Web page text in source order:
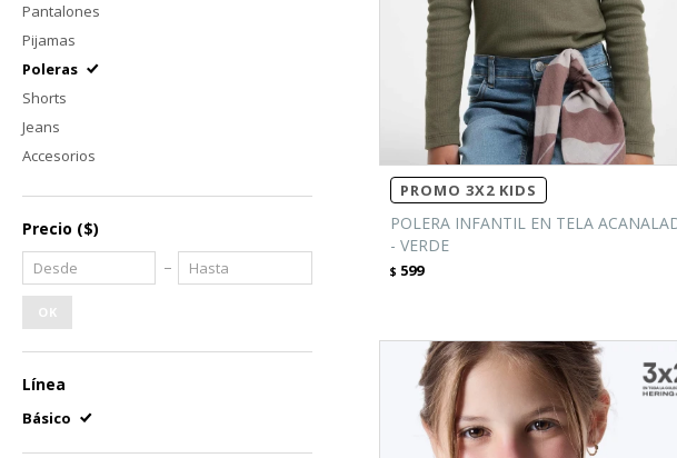
PROMO 3X2 KIDS
POLERA INFANTIL EN TELA
- VERDE
$ 599
Pantalones
Pijamas
Poleras
Shorts
Jeans
Accesorios
Precio ($)
OK
Línea
Básico